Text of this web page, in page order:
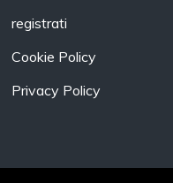
registrati
Cookie Policy
Privacy Policy